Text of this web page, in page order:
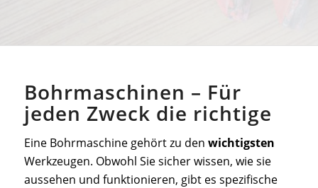
Bohrmaschinen – Für
jeden Zweck die richtige
Eine Bohrmaschine gehört zu den wichtigsten
Werkzeugen. Obwohl Sie sicher wissen, wie sie
aussehen und funktionieren, gibt es spezifische